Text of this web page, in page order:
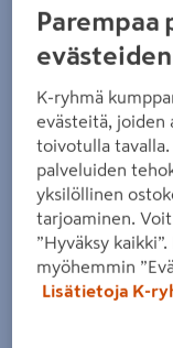
Parempaa
K-ryhmä
evästeitä, joiden
toivotulla tavalla.
palveluiden
yksilöllinen
tarjoaminen.
”Hyväksy
myöhemmin
Lisätietoja K-